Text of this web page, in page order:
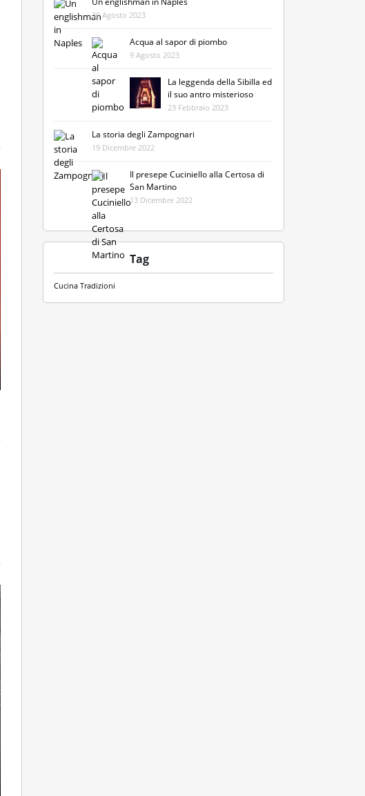
30 Agosto 2023
Acqua al sapor di piombo
9 Agosto 2023
La leggenda della Sibilla ed
il suo antro misterioso
23 Febbraio 2023
La storia degli Zampognari
19 Dicembre 2022
Il presepe Cuciniello alla Certosa di
San Martino
13 Dicembre 2022
Tag
Cucina Tradizioni